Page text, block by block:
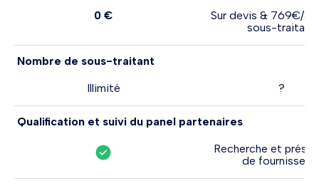
0 €
Sur devis & 769€/an
sous-traitant
Nombre de sous-traitant
Illimité
?
Qualification et suivi du panel partenaires
Recherche et
de